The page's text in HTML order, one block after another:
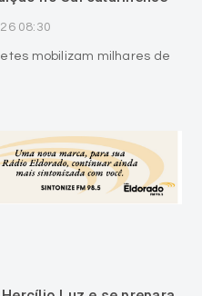
08:30
mobilizam milhares de